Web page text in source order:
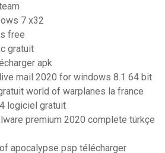
7 x32
free
gratuit
apk
mail 2020 for windows 8.1 64 bit
world of warplanes la france
logiciel gratuit
premium 2020 complete türkçe
apocalypse psp télécharger